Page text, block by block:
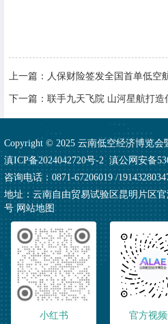
上一篇： 人保财险签发全国首单低空
下一篇：
Copyright © 2025 云南低空经济博览
滇ICP备2024042720号-2滇公网安备
咨询电话：0871-67206019 /
地址：云南自由贸易试验区昆明片区
号网站地图
小红书 官方视